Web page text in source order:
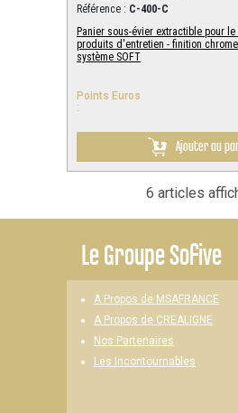
Référence : C-400-C
Panier sous-évier extractible pour
produits d'entretien - finition
système SOFT
Points Euros
:
Ajouter au
6 articles
LeGroupe Sofive
A Propos de MSAFRANCE
A Propos de CREALIGNE
Nos Partenaires
Les Incontournables